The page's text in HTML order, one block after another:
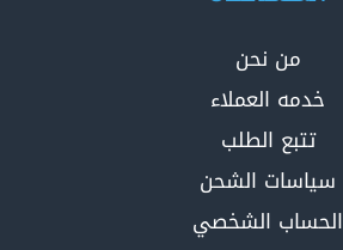
من نحن
خدمه العملاء
تتبع الطلب
سياسات الشحن
الحساب الشخصي